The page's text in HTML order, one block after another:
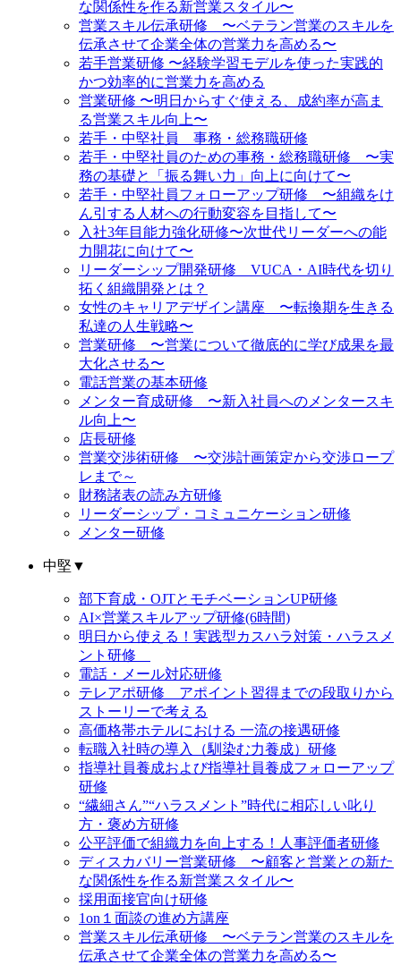
な関係性を作る新営業スタイル〜
営業スキル伝承研修 〜ベテラン営業のスキルを
伝承させて企業全体の営業力を高める〜
若手営業研修 〜経験学習モデルを使った実践的
かつ効率的に営業力を高める
営業研修 〜明日からすぐ使える、成約率が高ま
る営業スキル向上〜
若手・中堅社員 事務・総務職研修
若手・中堅社員のための事務・総務職研修 〜実
務の基礎と「振る舞い力」向上に向けて〜
若手・中堅社員フォローアップ研修 〜組織をけ
ん引する人材への行動変容を目指して〜
入社3年目能力強化研修〜次世代リーダーへの能
力開花に向けて〜
リーダーシップ開発研修 VUCA・AI時代を切り
拓く組織開発とは？
女性のキャリアデザイン講座 〜転換期を生きる
私達の人生戦略〜
営業研修 〜営業について徹底的に学び成果を最
大化させる〜
電話営業の基本研修
メンター育成研修 〜新入社員へのメンタースキ
ル向上〜
店長研修
営業交渉術研修 〜交渉計画策定から交渉ロープ
レまで～
財務諸表の読み方研修
リーダーシップ・コミュニケーション研修
メンター研修
中堅 ▼
部下育成・OJTとモチベーションUP研修
AI×営業スキルアップ研修(6時間)
明日から使える！実践型カスハラ対策・ハラスメ
ント研修
電話・メール対応研修
テレアポ研修 アポイント習得までの段取りから
ストーリーで考える
高価格帯ホテルにおける 一流の接遇研修
転職入社時の導入（馴染む力養成）研修
指導社員養成および指導社員養成フォローアップ
研修
“繊細さん”“ハラスメント”時代に相応しい叱り
方・褒め方研修
公平評価で組織力を向上する！人事評価者研修
ディスカバリー営業研修 〜顧客と営業との新た
な関係性を作る新営業スタイル〜
採用面接官向け研修
1on１面談の進め方講座
営業スキル伝承研修 〜ベテラン営業のスキルを
伝承させて企業全体の営業力を高める〜